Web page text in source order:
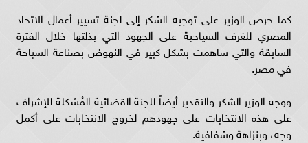
كما حرص الوزير على توجيه الشكر إلى لجنة تسيير أعمال الاتحاد
المصري للغرف السياحية على الجهود التي بذلتها خلال الفترة
السابقة والتي ساهمت بشكل كبير في النهوض بصناعة السياحة
في مصر.
ووجه الوزير الشكر والتقدير أيضاً للجنة القضائية المُشكلة للإشراف
على هذه الانتخابات على جهودهم لخروج الانتخابات على أكمل
وجه، وبنزاهة وشفافية.